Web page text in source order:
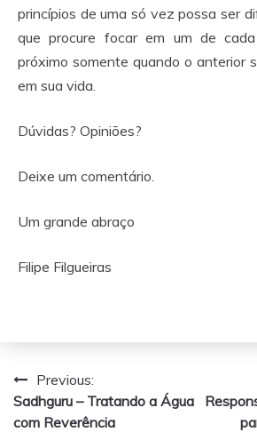
princípios de uma só vez possa ser
que procure focar em um de
próximo somente quando o anterior
em sua vida.
Dúvidas? Opiniões?
Deixe um comentário.
Um grande abraço
Filipe Filgueiras
Navegação
de
Previous:
Sadhguru – Tratando a Água
com Reverência